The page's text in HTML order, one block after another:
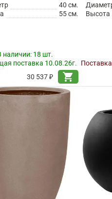
40 см.
55 см.
наличии: 18 шт.
поставка 10.08.26г.
30 537 ₽
shopping_cart
Высота